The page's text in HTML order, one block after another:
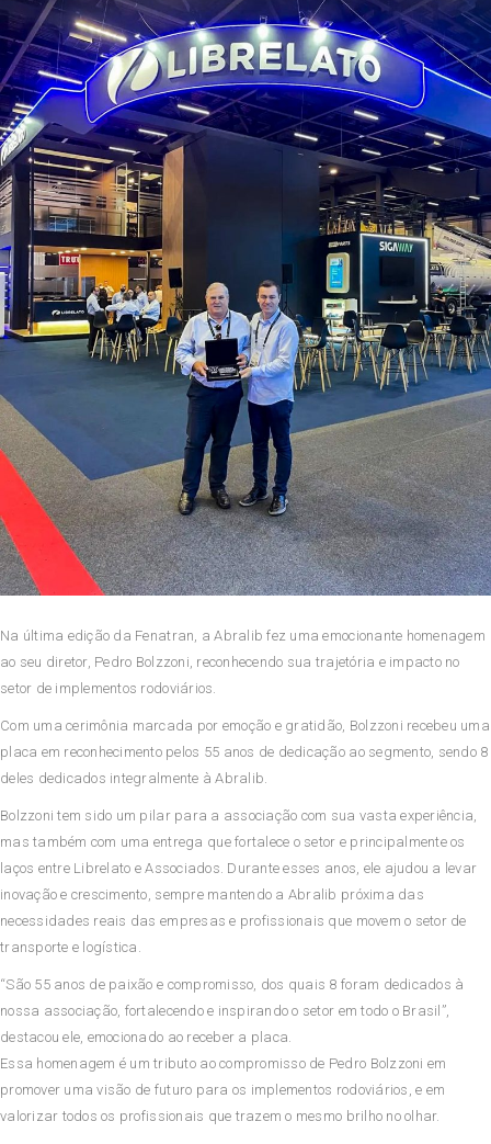
Na última edição da Fenatran, a Abralib fez uma emocionante homenagem
ao seu diretor, Pedro Bolzzoni, reconhecendo sua trajetória e impacto no
setor de implementos rodoviários.
Com uma cerimônia marcada por emoção e gratidão, Bolzzoni recebeu uma
placa em reconhecimento pelos 55 anos de dedicação ao segmento, sendo 8
deles dedicados integralmente à Abralib.
Bolzzoni tem sido um pilar para a associação com sua vasta experiência,
mas também com uma entrega que fortalece o setor e principalmente os
laços entre Librelato e Associados. Durante esses anos, ele ajudou a levar
inovação e crescimento, sempre mantendo a Abralib próxima das
necessidades reais das empresas e profissionais que movem o setor de
transporte e logística.
“São 55 anos de paixão e compromisso, dos quais 8 foram dedicados à
nossa associação, fortalecendo e inspirando o setor em todo o Brasil”,
destacou ele, emocionado ao receber a placa.
Essa homenagem é um tributo ao compromisso de Pedro Bolzzoni em
promover uma visão de futuro para os implementos rodoviários, e em
valorizar todos os profissionais que trazem o mesmo brilho no olhar.